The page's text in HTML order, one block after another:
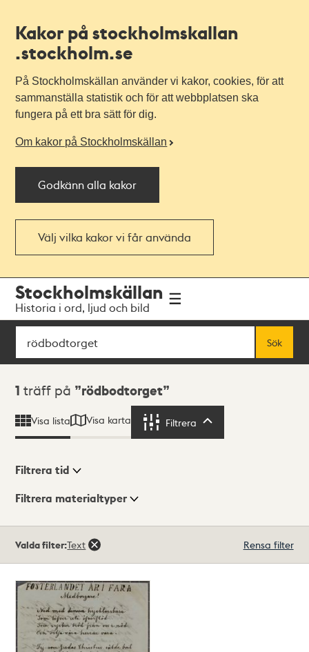
Kakor på stockholmskallan
.stockholm.se
På Stockholmskällan använder vi kakor, cookies, för att
sammanställa statistik och för att webbplatsen ska
fungera på ett bra sätt för dig.
Om kakor på Stockholmskällan
Godkänn alla kakor
Välj vilka kakor vi får använda
navigationen
huvudinnehållet
Stockholmskällan
Historia i ord, ljud och bild
Sök
Sök
Sökresultat
1 träff på rödbodtorget
Visa lista Visa karta Filtrera
Visningsläge
Filtrera tid
Filtrera materialtyper
träffar
Valda filter:Text Rensa filter